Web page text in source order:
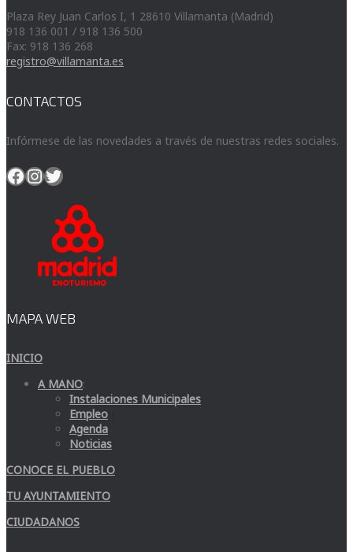
Plaza Rey Juan Carlos I, 1 28610 Villamanta (Madrid)
918 136 001 / 918 136 500
Fax: 918 136 268
registro@villamanta.es
CONTACTOS
Infórmese de las novedades a través de nuestras redes sociales.
Facebook
Instagram
Twitter
MAPA WEB
INICIO
A MANO:
Instalaciones Municipales
Empleo
Agenda
Noticias
CONOCE EL PUEBLO
TU AYUNTAMIENTO
CIUDADANOS